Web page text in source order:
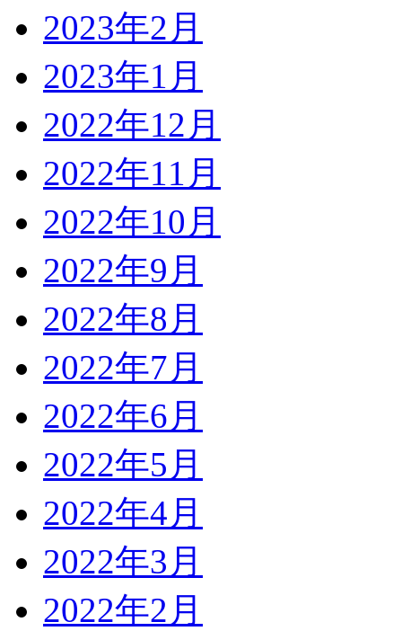
2023年2月
2023年1月
2022年12月
2022年11月
2022年10月
2022年9月
2022年8月
2022年7月
2022年6月
2022年5月
2022年4月
2022年3月
2022年2月